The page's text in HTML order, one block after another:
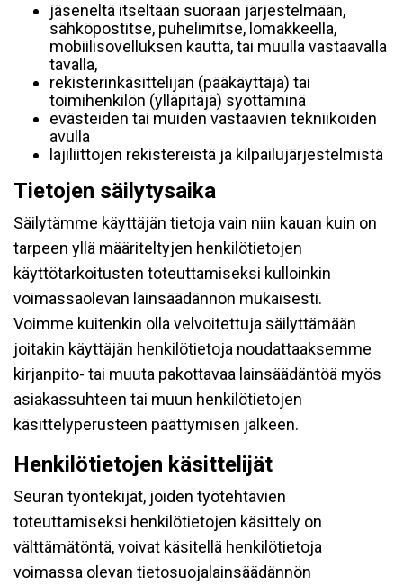
jäseneltä itseltään suoraan järjestelmään,
sähköpostitse, puhelimitse, lomakkeella,
mobiilisovelluksen kautta, tai muulla vastaavalla
tavalla,
rekisterinkäsittelijän (pääkäyttäjä) tai
toimihenkilön (ylläpitäjä) syöttäminä
evästeiden tai muiden vastaavien tekniikoiden
avulla
lajiliittojen rekistereistä ja kilpailujärjestelmistä
Tietojen säilytysaika
Säilytämme käyttäjän tietoja vain niin kauan kuin on
tarpeen yllä määriteltyjen henkilötietojen
käyttötarkoitusten toteuttamiseksi kulloinkin
voimassaolevan lainsäädännön mukaisesti.
Voimme kuitenkin olla velvoitettuja säilyttämään
joitakin käyttäjän henkilötietoja noudattaaksemme
kirjanpito- tai muuta pakottavaa lainsäädäntöä myös
asiakassuhteen tai muun henkilötietojen
käsittelyperusteen päättymisen jälkeen.
Henkilötietojen käsittelijät
Seuran työntekijät, joiden työtehtävien
toteuttamiseksi henkilötietojen käsittely on
välttämätöntä, voivat käsitellä henkilötietoja
voimassa olevan tietosuojalainsäädännön